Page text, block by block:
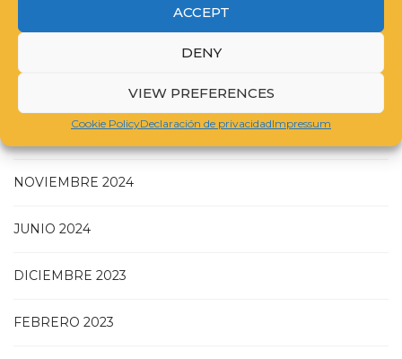
ACCEPT
DENY
VIEW PREFERENCES
Cookie PolicyDeclaración de privacidadImpressum
NOVIEMBRE 2024
JUNIO 2024
DICIEMBRE 2023
FEBRERO 2023